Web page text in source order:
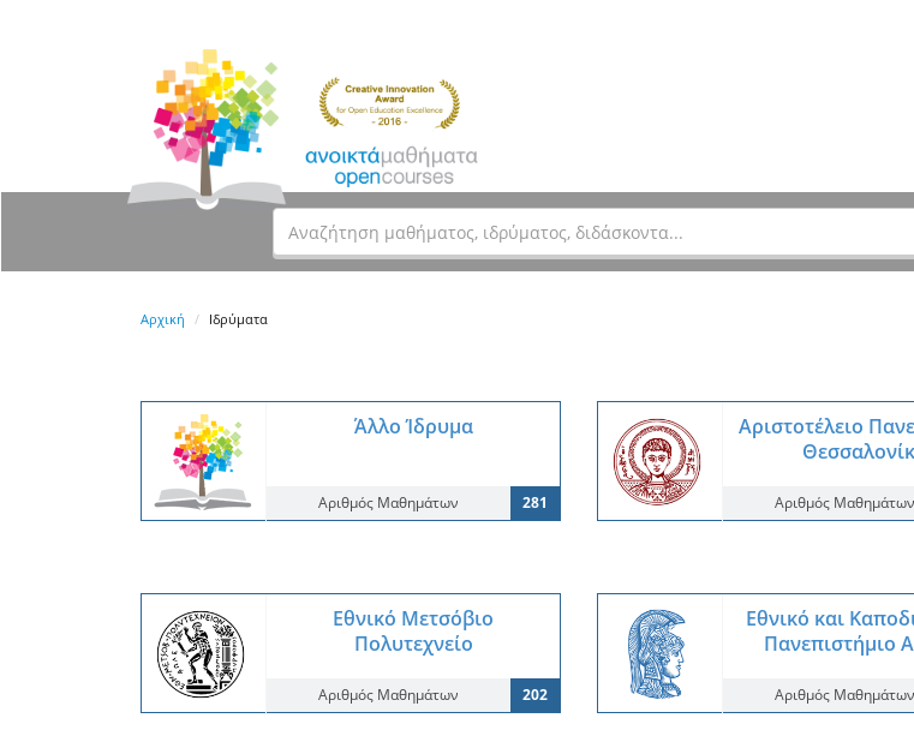
Αρχική Ιδρύματα
Άλλο Ίδρυμα
Αριθμός Μαθημάτων 281
Αριστοτέλειο
Αριθμός Μαθημάτων
Εθνικό Μετσόβιο
Πολυτεχνείο
Αριθμός Μαθημάτων 202
Εθνικό και
Πανεπιστήμιο
Αριθμός Μαθημάτων